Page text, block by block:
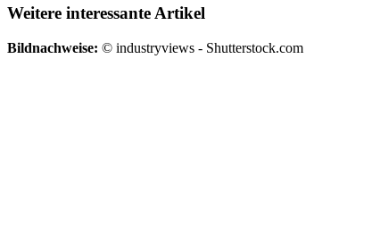
Weitere interessante Artikel
Bildnachweise: © industryviews - Shutterstock.com